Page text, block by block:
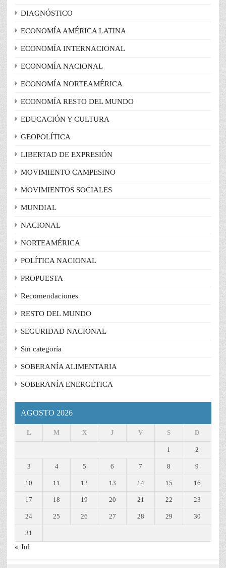
DIAGNÓSTICO
ECONOMÍA AMÉRICA LATINA
ECONOMÍA INTERNACIONAL
ECONOMÍA NACIONAL
ECONOMÍA NORTEAMÉRICA
ECONOMÍA RESTO DEL MUNDO
EDUCACIÓN Y CULTURA
GEOPOLÍTICA
LIBERTAD DE EXPRESIÓN
MOVIMIENTO CAMPESINO
MOVIMIENTOS SOCIALES
MUNDIAL
NACIONAL
NORTEAMÉRICA
POLÍTICA NACIONAL
PROPUESTA
Recomendaciones
RESTO DEL MUNDO
SEGURIDAD NACIONAL
Sin categoría
SOBERANÍA ALIMENTARIA
SOBERANÍA ENERGÉTICA
AGOSTO 2026
L M X J V S D
1 2
3 4 5 6 7 8 9
10 11 12 13 14 15 16
17 18 19 20 21 22 23
24 25 26 27 28 29 30
31
« Jul